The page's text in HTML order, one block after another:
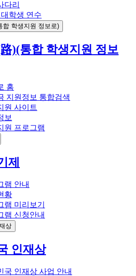
다리
대학생 연수
합 학생지원 정보로)
)(통합 학생지원 정보
홈
지원정보 통합검색
원 사이트
보
원 프로그램
제
램 안내
황
램 미리보기
램 신청안내
상
인재상
국 인재상 사업 안내